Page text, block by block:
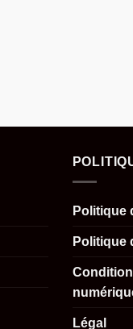
Politique
Politique
Légal